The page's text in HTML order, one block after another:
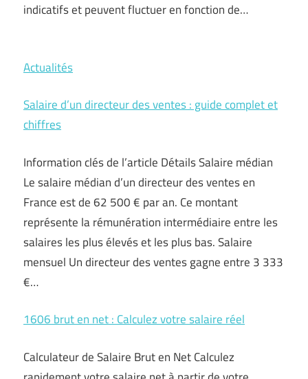
indicatifs et peuvent fluctuer en fonction de…
Actualités
Salaire d’un directeur des ventes : guide complet et
chiffres
Information clés de l’article Détails Salaire médian
Le salaire médian d’un directeur des ventes en
France est de 62 500 € par an. Ce montant
représente la rémunération intermédiaire entre les
salaires les plus élevés et les plus bas. Salaire
mensuel Un directeur des ventes gagne entre 3 333
€…
1606 brut en net : Calculez votre salaire réel
Calculateur de Salaire Brut en Net Calculez